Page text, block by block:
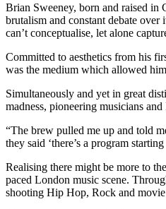
Brian Sweeney, born and raised in
brutalism and constant debate
can’t conceptualise, let alone
Committed to aesthetics from his
was the medium which allowed
Simultaneously and yet in great
madness, pioneering musicians
“The brew pulled me up and told
they said ‘there’s a program
Realising there might be more to
paced London music scene.
shooting Hip Hop, Rock and movie